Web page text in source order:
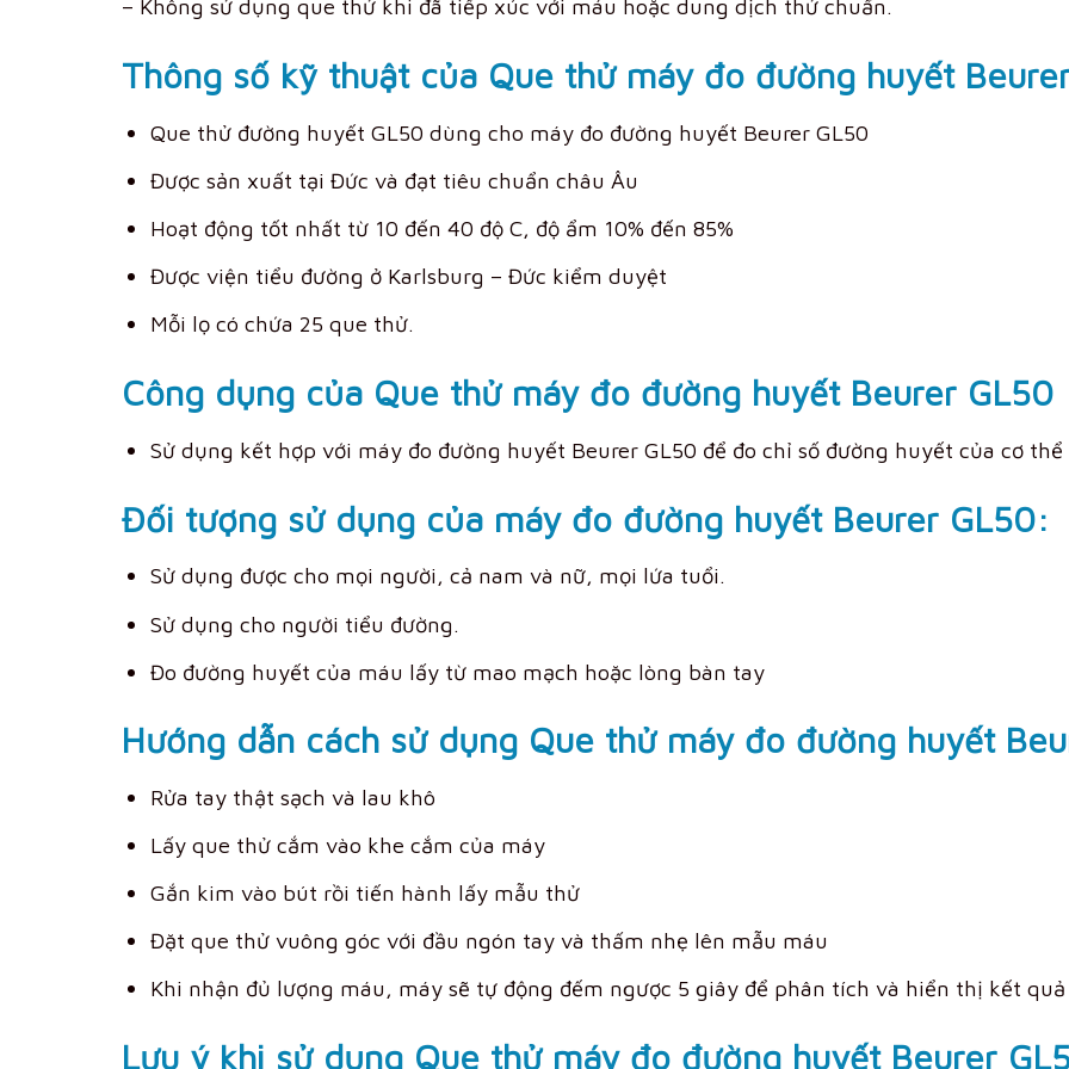
– Không sử dụng que thử khi đã tiếp xúc với máu hoặc dung dịch thử chuẩn.
Thông số kỹ thuật của Que thử máy đo đường huyết
Que thử đường huyết GL50 dùng cho máy đo đường huyết Beurer GL50
Được sản xuất tại Đức và đạt tiêu chuẩn châu Âu
Hoạt động tốt nhất từ 10 đến 40 độ C, độ ẩm 10% đến 85%
Được viện tiểu đường ở Karlsburg – Đức kiểm duyệt
Mỗi lọ có chứa 25 que thử.
Công dụng của Que thử máy đo đường huyết Beurer GL50
Sử dụng kết hợp với máy đo đường huyết Beurer GL50 để đo chỉ số đường huyết của cơ thể
Đối tượng sử dụng của máy đo đường huyết Beurer GL50:
Sử dụng được cho mọi người, cả nam và nữ, mọi lứa tuổi.
Sử dụng cho người tiểu đường.
Đo đường huyết của máu lấy từ mao mạch hoặc lòng bàn tay
Hướng dẫn cách sử dụng Que thử máy đo đường huyết
Rửa tay thật sạch và lau khô
Lấy que thử cắm vào khe cắm của máy
Gắn kim vào bút rồi tiến hành lấy mẫu thử
Đặt que thử vuông góc với đầu ngón tay và thấm nhẹ lên mẫu máu
Khi nhận đủ lượng máu, máy sẽ tự động đếm ngược 5 giây để phân tích và hiển thị kết
Lưu ý khi sử dụng Que thử máy đo đường huyết Beurer